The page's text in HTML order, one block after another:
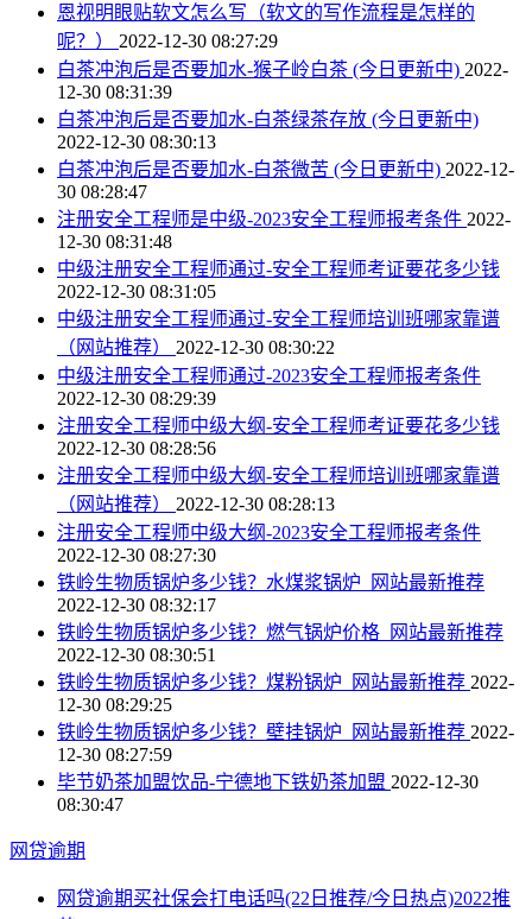
恩视明眼贴软文怎么写（软文的写作流程是怎样的
呢？） 2022-12-30 08:27:29
白茶冲泡后是否要加水-猴子岭白茶 (今日更新中) 2022-
12-30 08:31:39
白茶冲泡后是否要加水-白茶绿茶存放 (今日更新中)
2022-12-30 08:30:13
白茶冲泡后是否要加水-白茶微苦 (今日更新中) 2022-12-
30 08:28:47
注册安全工程师是中级-2023安全工程师报考条件 2022-
12-30 08:31:48
中级注册安全工程师通过-安全工程师考证要花多少钱
2022-12-30 08:31:05
中级注册安全工程师通过-安全工程师培训班哪家靠谱
（网站推荐） 2022-12-30 08:30:22
中级注册安全工程师通过-2023安全工程师报考条件
2022-12-30 08:29:39
注册安全工程师中级大纲-安全工程师考证要花多少钱
2022-12-30 08:28:56
注册安全工程师中级大纲-安全工程师培训班哪家靠谱
（网站推荐） 2022-12-30 08:28:13
注册安全工程师中级大纲-2023安全工程师报考条件
2022-12-30 08:27:30
铁岭生物质锅炉多少钱？水煤浆锅炉_网站最新推荐
2022-12-30 08:32:17
铁岭生物质锅炉多少钱？燃气锅炉价格_网站最新推荐
2022-12-30 08:30:51
铁岭生物质锅炉多少钱？煤粉锅炉_网站最新推荐 2022-
12-30 08:29:25
铁岭生物质锅炉多少钱？壁挂锅炉_网站最新推荐 2022-
12-30 08:27:59
毕节奶茶加盟饮品-宁德地下铁奶茶加盟 2022-12-30
08:30:47
网贷逾期
网贷逾期买社保会打电话吗(22日推荐/今日热点)2022推